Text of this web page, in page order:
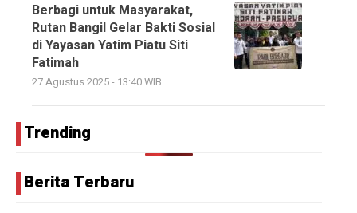
Berbagi untuk Masyarakat,
Rutan Bangil Gelar Bakti Sosial
di Yayasan Yatim Piatu Siti
Fatimah
27 Agustus 2025 - 13:40 WIB
Trending
Berita Terbaru